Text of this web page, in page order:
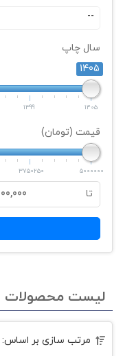
--
سال چاپ
1405
1399 1405
قیمت (تومان)
3750250 5000000
تا
لیست محصولات
مرتب سازی بر اساس: